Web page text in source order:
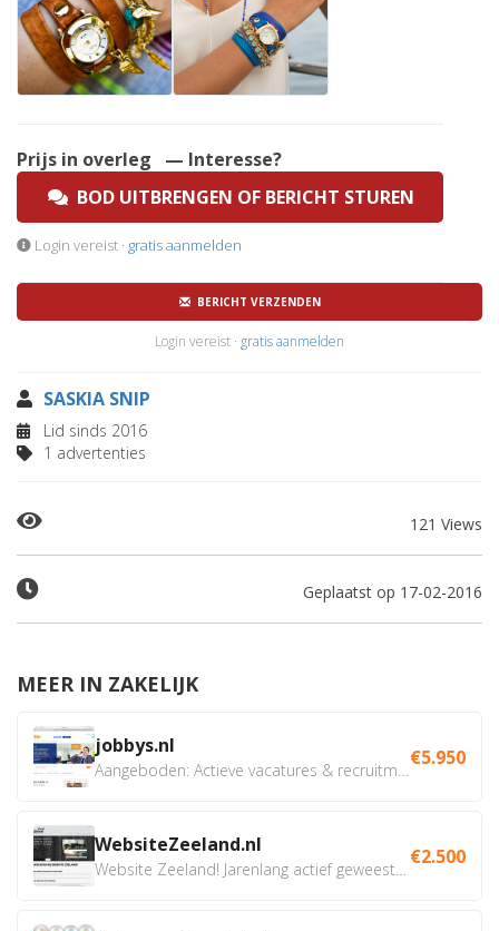
Prijs in overleg
— Interesse?
BOD UITBRENGEN OF BERICHT STUREN
Login vereist · gratis aanmelden
BERICHT VERZENDEN
Login vereist · gratis aanmelden
SASKIA SNIP
Lid sinds 2016
1 advertenties
121 Views
Geplaatst op 17-02-2016
MEER IN ZAKELIJK
jobbys.nl €5.950
WebsiteZeeland.nl €2.500